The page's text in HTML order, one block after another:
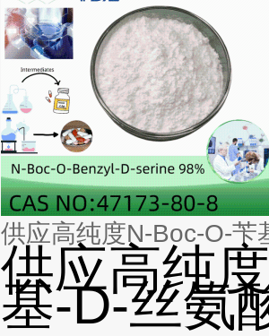
供应高纯度N-Boc-O-苄
供应高纯
基-D-丝氨